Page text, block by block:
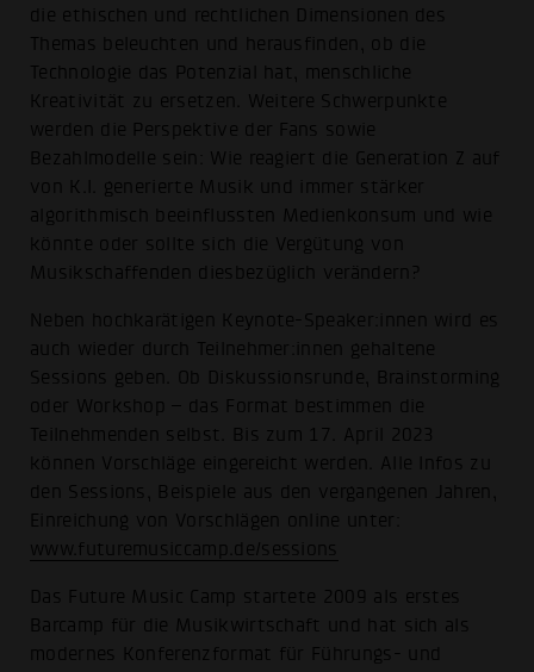
die ethischen und rechtlichen Dimensionen des
Themas beleuchten und herausfinden, ob die
Technologie das Potenzial hat, menschliche
Kreativität zu ersetzen. Weitere Schwerpunkte
werden die Perspektive der Fans sowie
Bezahlmodelle sein: Wie reagiert die Generation Z auf
von K.I. generierte Musik und immer stärker
algorithmisch beeinflussten Medienkonsum und wie
könnte oder sollte sich die Vergütung von
Musikschaffenden diesbezüglich verändern?
Neben hochkarätigen Keynote-Speaker:innen wird es
auch wieder durch Teilnehmer:innen gehaltene
Sessions geben. Ob Diskussionsrunde, Brainstorming
oder Workshop – das Format bestimmen die
Teilnehmenden selbst. Bis zum 17. April 2023
können Vorschläge eingereicht werden. Alle Infos zu
den Sessions, Beispiele aus den vergangenen Jahren,
Einreichung von Vorschlägen online unter:
www.futuremusiccamp.de/sessions
Das Future Music Camp startete 2009 als erstes
Barcamp für die Musikwirtschaft und hat sich als
modernes Konferenzformat für Führungs- und